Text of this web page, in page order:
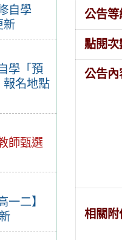
自學
新
學「預
報名地點
師甄選
二】
公告等
點閱次
公告內
相關附